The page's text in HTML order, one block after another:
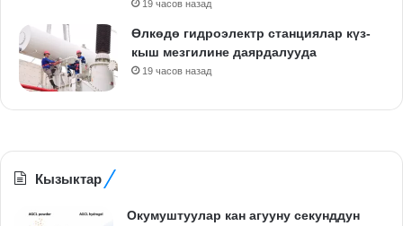
19 часов назад
Өлкөдө гидроэлектр станциялар күз-
кыш мезгилине даярдалууда
19 часов назад
Кызыктар
Окумуштуулар кан агууну секунддун